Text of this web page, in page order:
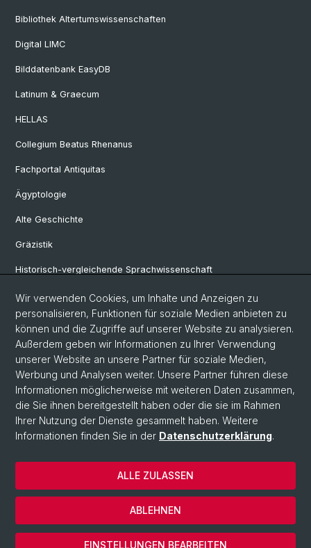
Bibliothek Altertumswissenschaften
Digital LIMC
Bilddatenbank EasyDB
Latinum & Graecum
HELLAS
Collegium Beatus Rhenanus
Fachportal Antiquitas
Ägyptologie
Alte Geschichte
Gräzistik
Historisch-vergleichende Sprachwissenschaft
Klassische Archäologie
Latinistik
Ur- und Frühgeschichtliche und Provinzialrömische Archäologie
Vindonissa-Professur
© Universität Basel
Philosophisch-Historische Fakultät
Home
Datenschutzerklärung
Wir verwenden Cookies, um Inhalte und Anzeigen zu
personalisieren, Funktionen für soziale Medien anbieten zu
können und die Zugriffe auf unserer Website zu analysieren.
Außerdem geben wir Informationen zu Ihrer Verwendung
unserer Website an unsere Partner für soziale Medien,
Werbung und Analysen weiter. Unsere Partner führen diese
Informationen möglicherweise mit weiteren Daten zusammen,
die Sie ihnen bereitgestellt haben oder die sie im Rahmen
Ihrer Nutzung der Dienste gesammelt haben. Weitere
Informationen finden Sie in der Datenschutzerklärung.
EINSTELLUNGEN BEARBEITEN
ABLEHNEN
ALLE ZULASSEN